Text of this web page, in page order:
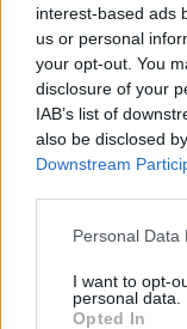
interest-based ads
us or personal
your opt-out. You
disclosure of your
IAB’s list of
also be disclosed
Downstream
Personal Data
I want to opt-
personal data.
Opted In